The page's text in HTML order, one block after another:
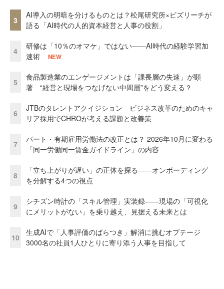
3
AI導入の明暗を分けるものとは？松尾研究所×ビズリーチが
語る「AI時代の人的資本経営と人事の役割」
4
研修は「10％のオマケ」ではない——AI時代の経験学習加
速術
NEW
5
食品製造業のエンゲージメントは「課長層の失速」が顕
著 “経営と現場をつなげない中間層”をどう変える？
6
JTBのタレントアクイジション ビジネス改革のためのキャ
リア採用でCHROが考える課題と改善策
7
パート・有期雇用労働法の改正とは？ 2026年10月に変わる
「同一労働同一賃金ガイドライン」の内容
8
「立ち上がりが遅い」の正体を探る——オンボーディング
を分解する4つの視点
9
シチズン時計の「スキル管理」実装録——現場の「可視化
にメリットがない」を乗り越え、見据える未来とは
10
生成AIで「人事評価のばらつき」解消に挑むオプテージ
3000名の社員1人ひとりに寄り添う人事を目指して